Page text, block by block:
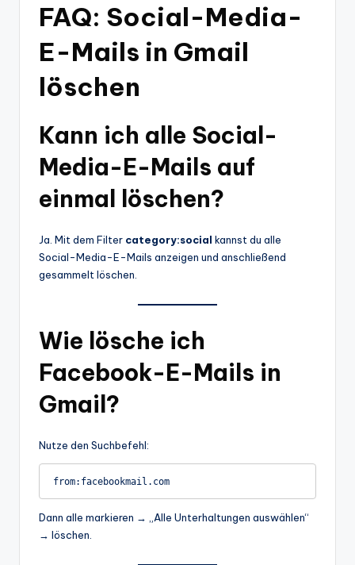
FAQ: Social-Media-
E-Mails in Gmail
löschen
Kann ich alle Social-
Media-E-Mails auf
einmal löschen?
Ja. Mit dem Filter category:social kannst du alle
Social-Media-E-Mails anzeigen und anschließend
gesammelt löschen.
Wie lösche ich
Facebook-E-Mails in
Gmail?
Nutze den Suchbefehl:
from:facebookmail.com
Dann alle markieren → „Alle Unterhaltungen auswählen“
→ löschen.